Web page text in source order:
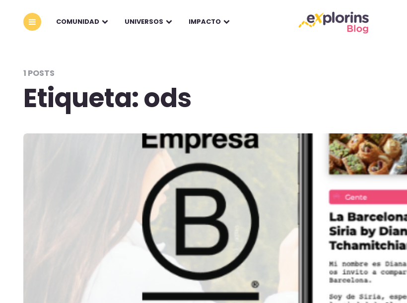
COMUNIDAD UNIVERSOS IMPACTO
1 POSTS
Etiqueta:ods